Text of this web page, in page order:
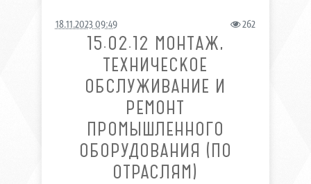
18.11.2023 09:49 262
15.02.12 МОНТАЖ,
ТЕХНИЧЕСКОЕ
ОБСЛУЖИВАНИЕ И
РЕМОНТ
ПРОМЫШЛЕННОГО
ОБОРУДОВАНИЯ (ПО
ОТРАСЛЯМ)